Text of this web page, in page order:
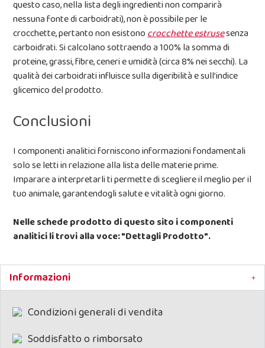
questo caso, nella lista degli ingredienti non comparirà
nessuna fonte di carboidrati), non è possibile per le
crocchette, pertanto non esistonocrocchette estrusesenza
carboidrati. Si calcolano sottraendo a 100% la somma di
proteine, grassi, fibre, ceneri e umidità (circa 8% nei secchi). La
qualità dei carboidrati influisce sulla digeribilità e sull’indice
glicemico del prodotto.
Conclusioni
I componenti analitici forniscono informazioni fondamentali
solo se letti in relazione alla lista delle materie prime.
Imparare a interpretarli ti permette di scegliere il meglio per il
tuo animale, garantendogli salute e vitalità ogni giorno.
Nelle schede prodotto di questo sito i componenti
analitici li trovi alla voce: "Dettagli Prodotto".
Informazioni
Condizioni generali di vendita
Soddisfatto o rimborsato